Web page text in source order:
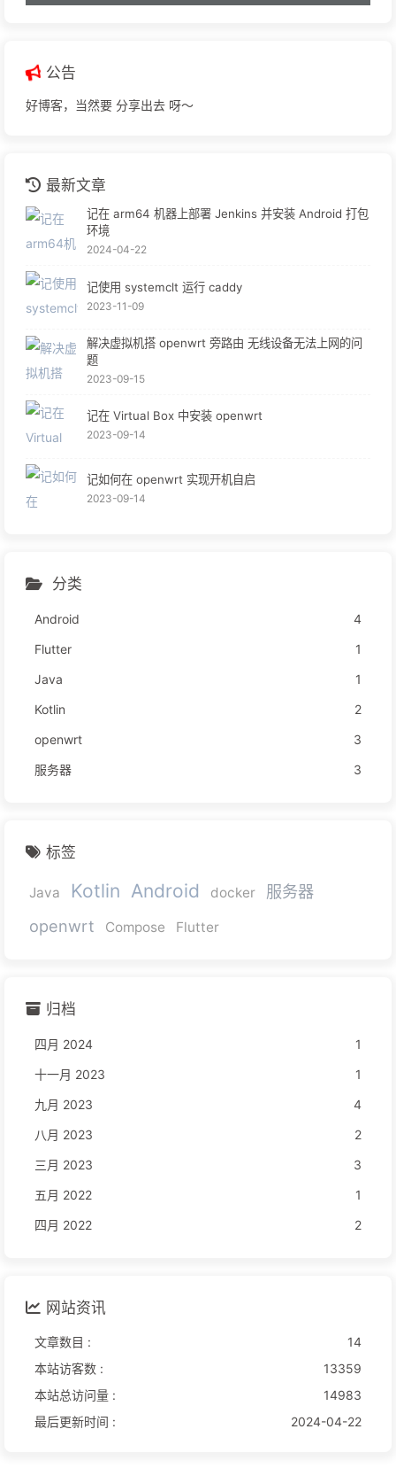
公告
好博客，当然要 分享出去 呀～
最新文章
记在 arm64 机器上部署 Jenkins 并安装 Android 打包
环境
2024-04-22
记使用 systemclt 运行 caddy
2023-11-09
解决虚拟机搭 openwrt 旁路由 无线设备无法上网的问
题
2023-09-15
记在 Virtual Box 中安装 openwrt
2023-09-14
记如何在 openwrt 实现开机自启
2023-09-14
分类
Android
4
Flutter
1
Java
1
Kotlin
2
openwrt
3
服务器
3
标签
Java Kotlin Android docker
服务器
openwrt
Compose Flutter
归档
四月 2024
1
十一月 2023
1
九月 2023
4
八月 2023
2
三月 2023
3
五月 2022
1
四月 2022
2
网站资讯
文章数目 :
14
本站访客数 :
13359
本站总访问量 :
14983
最后更新时间 :
2024-04-22